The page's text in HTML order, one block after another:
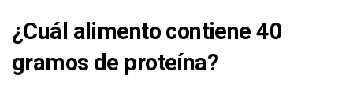
¿Cuál alimento contiene 40
gramos de proteína?